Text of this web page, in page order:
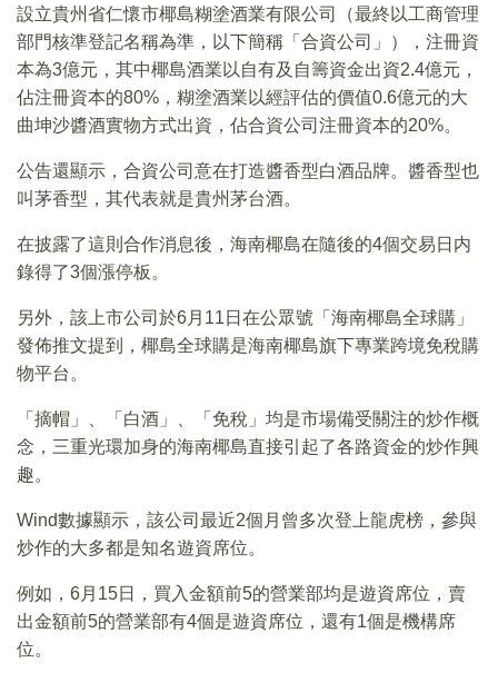
設立貴州省仁懷市椰島糊塗酒業有限公司（最終以工商管理
部門核準登記名稱為準，以下簡稱「合資公司」），注冊資
本為3億元，其中椰島酒業以自有及自籌資金出資2.4億元，
佔注冊資本的80%，糊塗酒業以經評估的價值0.6億元的大
曲坤沙醬酒實物方式出資，佔合資公司注冊資本的20%。
公告還顯示，合資公司意在打造醬香型白酒品牌。醬香型也
叫茅香型，其代表就是貴州茅台酒。
在披露了這則合作消息後，海南椰島在隨後的4個交易日内
錄得了3個漲停板。
另外，該上市公司於6月11日在公眾號「海南椰島全球購」
發佈推文提到，椰島全球購是海南椰島旗下專業跨境免稅購
物平台。
「摘帽」、「白酒」、「免稅」均是市場備受關注的炒作概
念，三重光環加身的海南椰島直接引起了各路資金的炒作興
趣。
Wind數據顯示，該公司最近2個月曾多次登上龍虎榜，參與
炒作的大多都是知名遊資席位。
例如，6月15日，買入金額前5的營業部均是遊資席位，賣
出金額前5的營業部有4個是遊資席位，還有1個是機構席
位。